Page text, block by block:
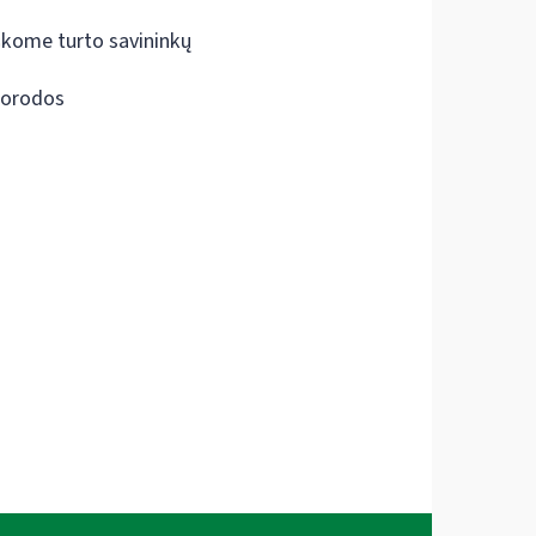
turto savininkų